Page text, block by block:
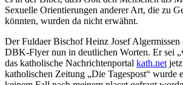
Sexuelle Orientierungen anderer Art, die zu
könnten, wurden da nicht erwähnt.
Der Fuldaer Bischof Heinz Josef Algermissen
DBK-Flyer nun in deutlichen Worten. Er sei
das katholische Nachrichtenportal kath.net
katholischen Zeitung „Die Tagespost“ wurde